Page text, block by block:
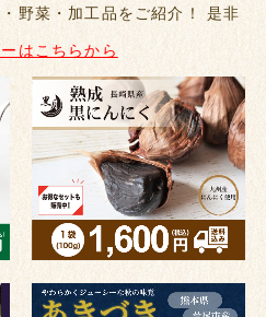
野菜・加工品をご紹介！ 是非
はこちらから